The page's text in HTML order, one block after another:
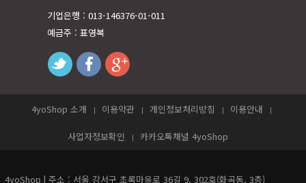
기업은행 : 013-146376-01-011
예금주 : 표영복
twitterfacebook
4yoShop 소개 이용약관 개인정보처리방침 이용안내
사업자정보확인 카카오톡채널 4yoShop
4yoShop | 주소 : 서울 강서구 초록마을로 36길 9, 302호(화곡동, 3층)